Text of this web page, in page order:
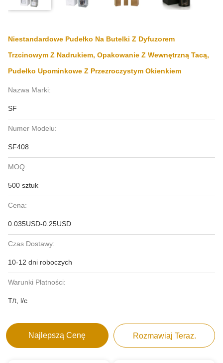
Niestandardowe Pudełko Na Butelki Z Dyfuzorem
Trzcinowym Z Nadrukiem, Opakowanie Z Wewnętrzną Tacą,
Pudełko Upominkowe Z Przezroczystym Okienkiem
Nazwa Marki:
SF
Numer Modelu:
SF408
MOQ:
500 sztuk
Cena:
0.035USD-0.25USD
Czas Dostawy:
10-12 dni roboczych
Warunki Płatności:
T/t, l/c
Najlepszą Cenę Rozmawiaj Teraz.